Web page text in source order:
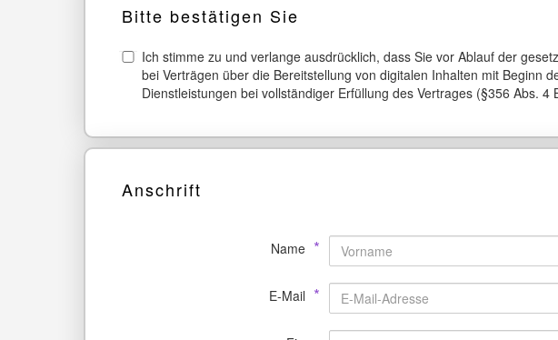
Bitte bestätigen Sie
Ich stimme zu und verlange ausdrücklich, dass Sie vor Ablauf der
bei Verträgen über die Bereitstellung von digitalen Inhalten mit Beginn
Dienstleistungen bei vollständiger Erfüllung des Vertrages (§356 Abs. 4
Anschrift
Name *
E-Mail *